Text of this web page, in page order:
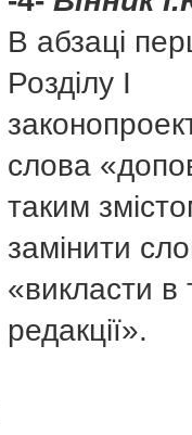
В абзаці
Розділу І
слова
таким
замінити
«викласти в
редакції».